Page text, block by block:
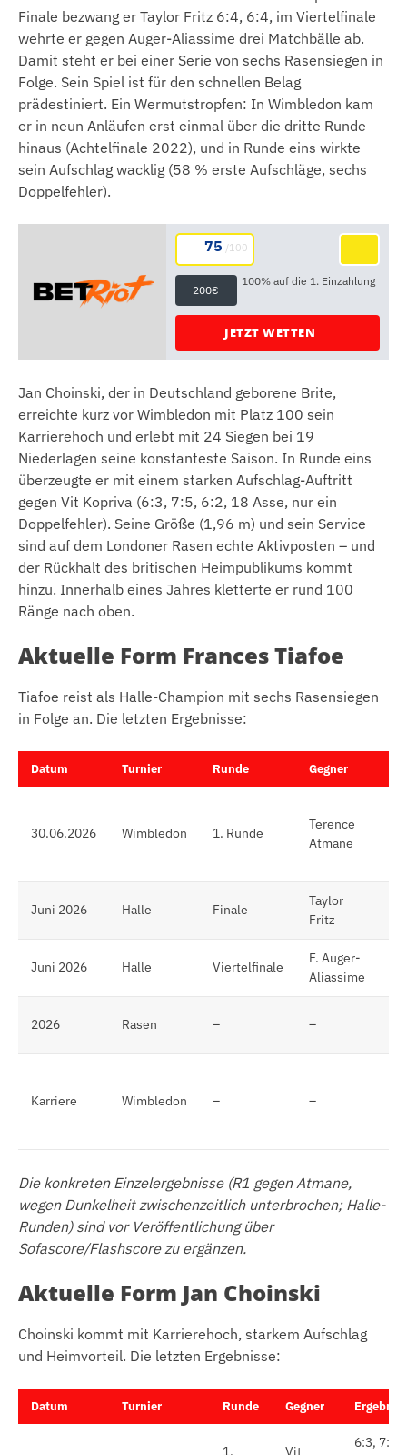
Finale bezwang er Taylor Fritz 6:4, 6:4, im Viertelfinale
wehrte er gegen Auger-Aliassime drei Matchbälle ab.
Damit steht er bei einer Serie von sechs Rasensiegen in
Folge. Sein Spiel ist für den schnellen Belag
prädestiniert. Ein Wermutstropfen: In Wimbledon kam
er in neun Anläufen erst einmal über die dritte Runde
hinaus (Achtelfinale 2022), und in Runde eins wirkte
sein Aufschlag wacklig (58 % erste Aufschläge, sechs
Doppelfehler).
75 /100
200€
100% auf die 1. Einzahlung
JETZT WETTEN
Jan Choinski, der in Deutschland geborene Brite,
erreichte kurz vor Wimbledon mit Platz 100 sein
Karrierehoch und erlebt mit 24 Siegen bei 19
Niederlagen seine konstanteste Saison. In Runde eins
überzeugte er mit einem starken Aufschlag-Auftritt
gegen Vit Kopriva (6:3, 7:5, 6:2, 18 Asse, nur ein
Doppelfehler). Seine Größe (1,96 m) und sein Service
sind auf dem Londoner Rasen echte Aktivposten – und
der Rückhalt des britischen Heimpublikums kommt
hinzu. Innerhalb eines Jahres kletterte er rund 100
Ränge nach oben.
Aktuelle Form Frances Tiafoe
Tiafoe reist als Halle-Champion mit sechs Rasensiegen
in Folge an. Die letzten Ergebnisse:
Datum Turnier Runde Gegner
30.06.2026 Wimbledon 1. Runde
Terence
Atmane
Juni 2026 Halle Finale
Taylor
Fritz
Juni 2026 Halle Viertelfinale
F. Auger-
Aliassime
2026 Rasen – –
Karriere Wimbledon – –
Die konkreten Einzelergebnisse (R1 gegen Atmane,
wegen Dunkelheit zwischenzeitlich unterbrochen; Halle-
Runden) sind vor Veröffentlichung über
Sofascore/Flashscore zu ergänzen.
Aktuelle Form Jan Choinski
Choinski kommt mit Karrierehoch, starkem Aufschlag
und Heimvorteil. Die letzten Ergebnisse:
Datum Turnier Runde Gegner Ergebnis
1. Vit
6:3, 7:5,